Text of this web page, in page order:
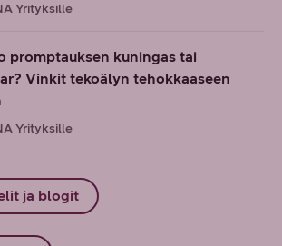
Yrityksille
promptauksen kuningas tai
Vinkit tekoälyn tehokkaaseen
Yrityksille
ja blogit